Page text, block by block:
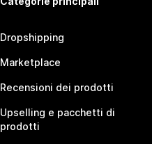
Dropshipping
Marketplace
Recensioni dei prodotti
Upselling e pacchetti di
prodotti